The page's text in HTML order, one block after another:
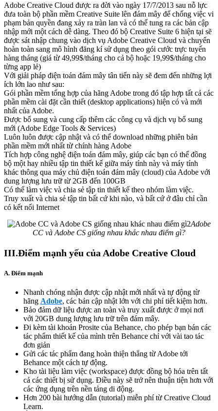
Adobe Creative Cloud được ra đời vào ngày 17/7/2013 sau nỗ lực
đưa toàn bộ phần mềm Creative Suite lên đám mây để chống việc vi
phạm bản quyền đang xảy ra tràn lan và có thể tung ra các bản cập
nhập mới một cách dễ dàng. Theo đó bộ Creative Suite 6 hiện tại sẽ
được sát nhập chung vào dịch vụ Adobe Creative Cloud và chuyển
hoàn toàn sang mô hình đăng kí sử dụng theo gói cước trực tuyến
hàng tháng (giá từ 49,99$/tháng cho cả bộ hoặc 19,99$/tháng cho
từng app lẻ)
Với giải pháp điện toán đám mây tân tiến này sẽ đem đến những lợi
ích lớn lao như sau:
Gói phần mềm tổng hợp của hãng Adobe trong đó tập hợp tất cả các
phần mềm cài đặt cần thiết (desktop applications) hiện có và mới
nhất của Adobe.
Được bổ sung và cung cấp thêm các công cụ và dịch vụ bổ sung
mới (Adobe Edge Tools & Services)
Luôn luôn được cập nhật và có thể download những phiên bản
phần mềm mới nhất từ chính hàng Adobe
Tích hợp công nghệ điện toán đám mây, giúp các bạn có thể đồng
bộ một hay nhiều tập tin thiết kế giữa máy tính này và máy tính
khác thông qua máy chủ điện toán đám mây (cloud) của Adobe với
dung lượng lưu trữ từ 2GB đến 100GB
Có thể làm việc và chia sẻ tập tin thiết kế theo nhóm làm việc.
Truy xuất và chia sẻ tập tin bất cứ khi nào, và bất cứ ở đâu chỉ cần
có kết nối Internet
Adobe
CC và Adobe CS giống nhau khác nhau điểm gì?
III.Điểm mạnh yếu của Adobe Creative Cloud
A. Điểm mạnh
Nhanh chóng nhận được cập nhật mới nhất và tự động từ
hãng Adobe, các bản cập nhật lớn với chi phí tiết kiệm hơn.
Bảo đảm dữ liệu được an toàn và truy xuất được ở mọi nơi
với 20GB dung lượng lưu trữ trên đám mây.
Đi kèm tài khoản Prosite của Behance, cho phép bạn bán các
tác phẩm thiết kế của mình trên Behance chỉ với vài tao tác
đơn giản
Gửi các tác phẩm đang hoàn thiện thẳng từ Adobe tới
Behance một cách tự động.
Kho tài liệu làm việc (workspace) được đồng bộ hóa trên tất
cả các thiết bị sử dụng. Điều này sẽ trở nên thuận tiện hơn với
các ứng dụng trên nền tảng di động.
Hơn 200 bài hướng dẫn (tutorial) miễn phí từ Creative Cloud
Learn.